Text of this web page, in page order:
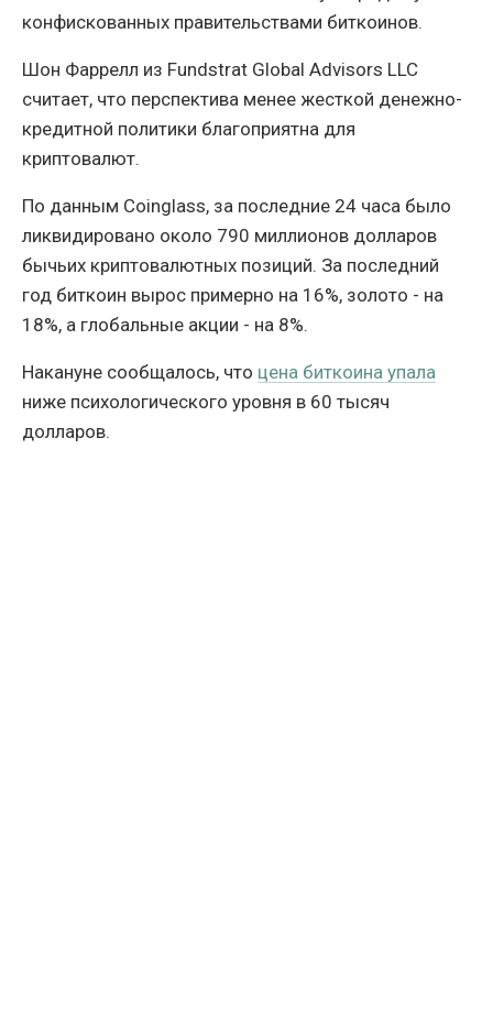
конфискованных правительствами биткоинов.
Шон Фаррелл из Fundstrat Global Advisors LLC
считает, что перспектива менее жесткой денежно-
кредитной политики благоприятна для
криптовалют.
По данным Coinglass, за последние 24 часа было
ликвидировано около 790 миллионов долларов
бычьих криптовалютных позиций. За последний
год биткоин вырос примерно на 16%, золото - на
18%, а глобальные акции - на 8%.
Накануне сообщалось, что цена биткоина упала
ниже психологического уровня в 60 тысяч
долларов.